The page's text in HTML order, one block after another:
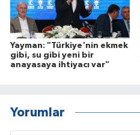
Yayman: "Türkiye'nin ekmek
gibi, su gibi yeni bir
anayasaya ihtiyacı var"
Yorumlar